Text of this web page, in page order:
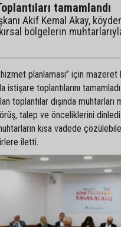
tamamlandı
Akif Kemal Akay,
bölgelerin
hizmet planlaması” için
istişare toplantılarını
toplantılar dışında muhtarları
talep ve önceliklerini
kısa vadede
iletti.